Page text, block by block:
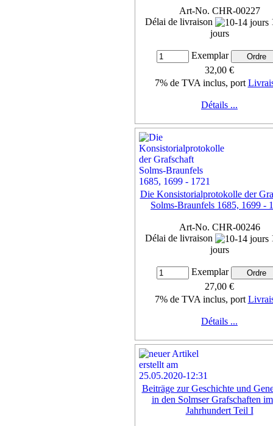
Art-No. CHR-00227
Délai de livraison
jours
Exemplar
32,00 €
7% de TVA inclus, port
Détails ...
Die Konsistorialprotokolle der
Solms-Braunfels 1685, 1699 -
Art-No. CHR-00246
Délai de livraison
jours
Exemplar
27,00 €
7% de TVA inclus, port
Détails ...
Beiträge zur Geschichte und
in den Solmser Grafschaften
Jahrhundert Teil I